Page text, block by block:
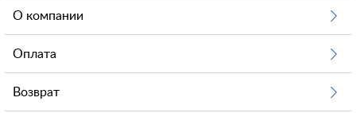
О компании
Оплата
Возврат